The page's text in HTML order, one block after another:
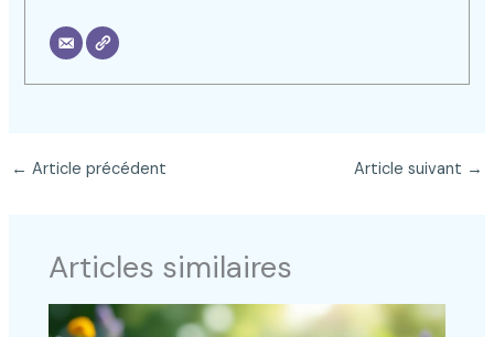
← Article précédent Article suivant →
Articles similaires